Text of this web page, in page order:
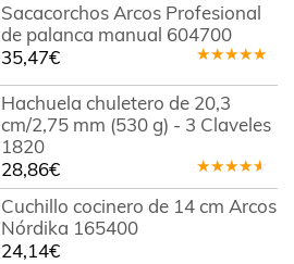
Sacacorchos Arcos Profesional
de palanca manual 604700
en5.00de
5
35,47€
Hachuela chuletero de 20,3
cm/2,75 mm (530 g) - 3 Claveles
1820
Valorado
en4.00
de 5
28,86€
Cuchillo cocinero de 14 cm Arcos
Nórdika 165400
24,14€